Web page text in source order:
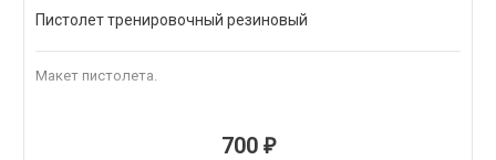
Пистолет тренировочный резиновый
Макет пистолета.
700 ₽